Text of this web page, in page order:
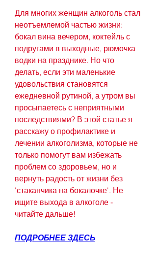
Для многих женщин алкоголь стал
неотъемлемой частью жизни:
бокал вина вечером, коктейль с
подругами в выходные, рюмочка
водки на празднике. Но что
делать, если эти маленькие
удовольствия становятся
ежедневной рутиной, а утром вы
просыпаетесь с неприятными
последствиями? В этой статье я
расскажу о профилактике и
лечении алкоголизма, которые не
только помогут вам избежать
проблем со здоровьем, но и
вернуть радость от жизни без
'стаканчика на бокалочке'. Не
ищите выхода в алкоголе -
читайте дальше!
ПОДРОБНЕЕ ЗДЕСЬ